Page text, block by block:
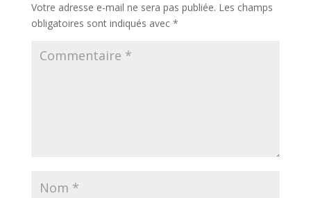
Votre adresse e-mail ne sera pas publiée. Les champs
obligatoires sont indiqués avec *